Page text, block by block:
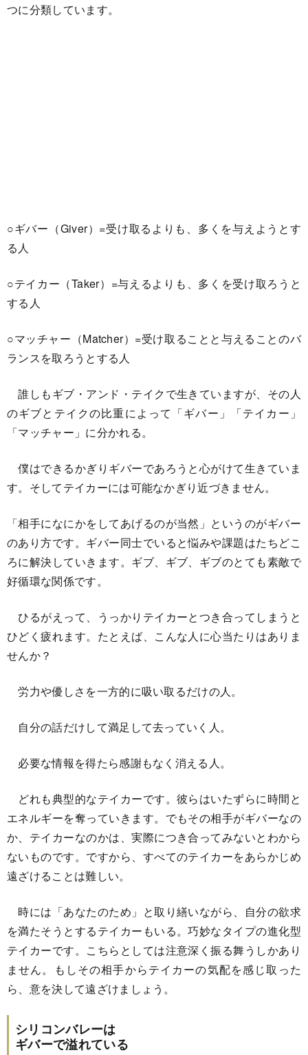
つに分類しています。
○ギバー（Giver）=受け取るよりも、多くを与えようとす
る人
○テイカー（Taker）=与えるよりも、多くを受け取ろうと
する人
○マッチャー（Matcher）=受け取ることと与えることのバ
ランスを取ろうとする人
誰しもギブ・アンド・テイクで生きていますが、その人
のギブとテイクの比重によって「ギバー」「テイカー」
「マッチャー」に分かれる。
僕はできるかぎりギバーであろうと心がけて生きていま
す。そしてテイカーには可能なかぎり近づきません。
「相手になにかをしてあげるのが当然」というのがギバー
のあり方です。ギバー同士でいると悩みや課題はたちどこ
ろに解決していきます。ギブ、ギブ、ギブのとても素敵で
好循環な関係です。
ひるがえって、うっかりテイカーとつき合ってしまうと
ひどく疲れます。たとえば、こんな人に心当たりはありま
せんか？
労力や優しさを一方的に吸い取るだけの人。
自分の話だけして満足して去っていく人。
必要な情報を得たら感謝もなく消える人。
どれも典型的なテイカーです。彼らはいたずらに時間と
エネルギーを奪っていきます。でもその相手がギバーなの
か、テイカーなのかは、実際につき合ってみないとわから
ないものです。ですから、すべてのテイカーをあらかじめ
遠ざけることは難しい。
時には「あなたのため」と取り繕いながら、自分の欲求
を満たそうとするテイカーもいる。巧妙なタイプの進化型
テイカーです。こちらとしては注意深く振る舞うしかあり
ません。もしその相手からテイカーの気配を感じ取った
ら、意を決して遠ざけましょう。
シリコンバレーは
ギバーで溢れている